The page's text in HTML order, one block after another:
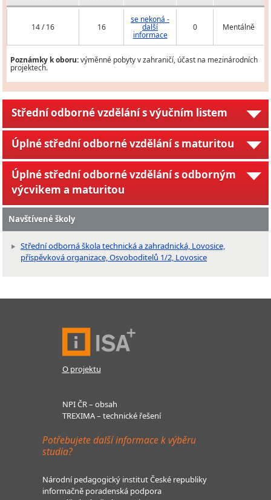
14 / 16 16
se nekoná -
další
informace
0 Mentálně
Poznámky k oboru:výměnné pobyty v zahraničí, účast na mezinárodních
projektech.
Střední odborné vzdělání s výučním listem
Úplné střední odborné vzdělání s maturitou
Úplné střední odborné vzdělání s odborným
výcvikem a maturitou
Navštívené školy
Střední odborná škola technická a zahradnická, Lovosice,
příspěvková organizace, Osvoboditelů 1/2, Lovosice
O projektu
NPI ČR – obsah
TREXIMA – technické řešení
Potřebujete další informace k výběru
studia?
Národní pedagogický institut České republiky
informačně poradenská podpora